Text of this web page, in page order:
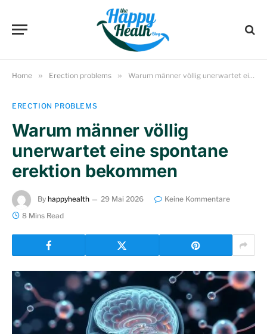
Home » Erection problems » Warum männer völlig unerwartet eine spontane erektion bekommen
ERECTION PROBLEMS
Warum männer völlig
unerwartet eine spontane
erektion bekommen
By happyhealth 29 Mai 2026
Keine Kommentare
8 Mins Read